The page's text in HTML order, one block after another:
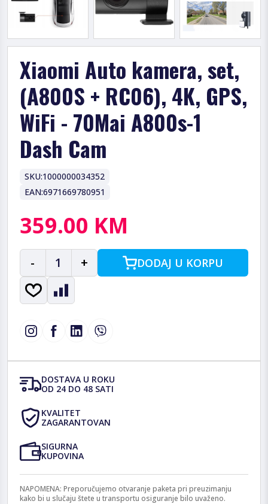
Xiaomi Auto kamera, set,
(A800S + RC06), 4K, GPS,
WiFi - 70Mai A800s-1
Dash Cam
SKU:1000000034352
EAN:6971669780951
359.00 KM
- 1 + DODAJ U KORPU
DOSTAVA U ROKU
OD 24 DO 48 SATI
KVALITET
ZAGARANTOVAN
SIGURNA
KUPOVINA
NAPOMENA: Preporučujemo otvaranje paketa pri preuzimanju
kako bi u slučaju štete u transportu osiguranje bilo uvaženo.